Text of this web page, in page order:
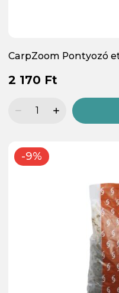
CarpZoom Pontyozó
2 170 Ft
-9%